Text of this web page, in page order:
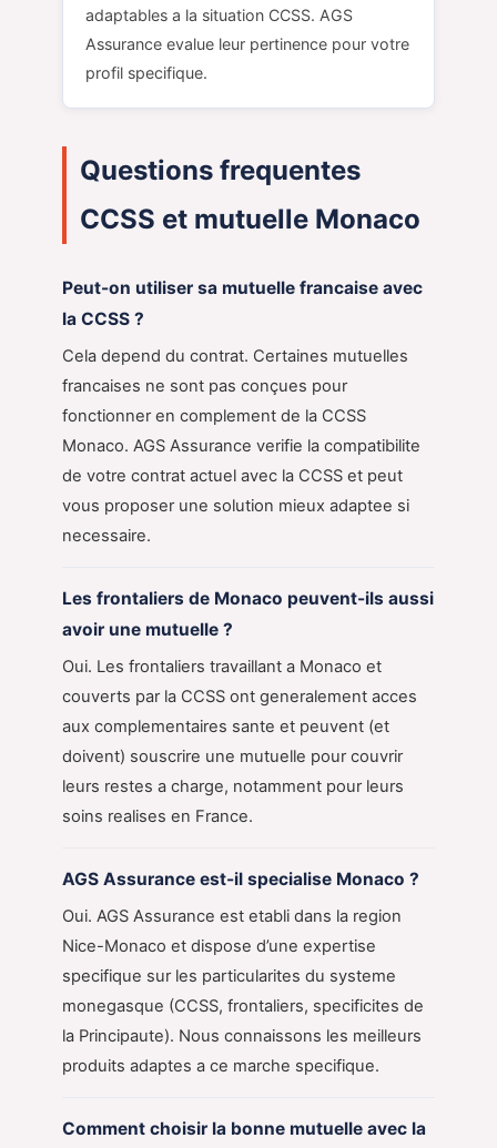
adaptables a la situation CCSS. AGS
Assurance evalue leur pertinence pour votre
profil specifique.
Questions frequentes
CCSS et mutuelle Monaco
Peut-on utiliser sa mutuelle francaise avec
la CCSS ?
Cela depend du contrat. Certaines mutuelles
francaises ne sont pas conçues pour
fonctionner en complement de la CCSS
Monaco. AGS Assurance verifie la compatibilite
de votre contrat actuel avec la CCSS et peut
vous proposer une solution mieux adaptee si
necessaire.
Les frontaliers de Monaco peuvent-ils aussi
avoir une mutuelle ?
Oui. Les frontaliers travaillant a Monaco et
couverts par la CCSS ont generalement acces
aux complementaires sante et peuvent (et
doivent) souscrire une mutuelle pour couvrir
leurs restes a charge, notamment pour leurs
soins realises en France.
AGS Assurance est-il specialise Monaco ?
Oui. AGS Assurance est etabli dans la region
Nice-Monaco et dispose d’une expertise
specifique sur les particularites du systeme
monegasque (CCSS, frontaliers, specificites de
la Principaute). Nous connaissons les meilleurs
produits adaptes a ce marche specifique.
Comment choisir la bonne mutuelle avec la